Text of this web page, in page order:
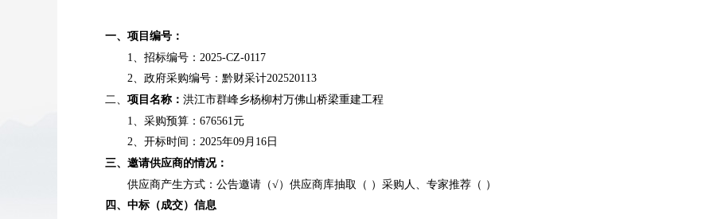
一、项目编号：
1、招标编号：2025-CZ-0117
2、政府采购编号：黔财采计202520113
二、 项目名称： 洪江市群峰乡杨柳村万佛山桥梁重建工程
1、采购预算：676561元
2、开标时间：2025年09月16 日
三、邀请供应商的情况：
供应商产生方式：公告邀请（√）供应商库抽取（ ）采购人、专家推荐（ ）
四、中标（成交）信息